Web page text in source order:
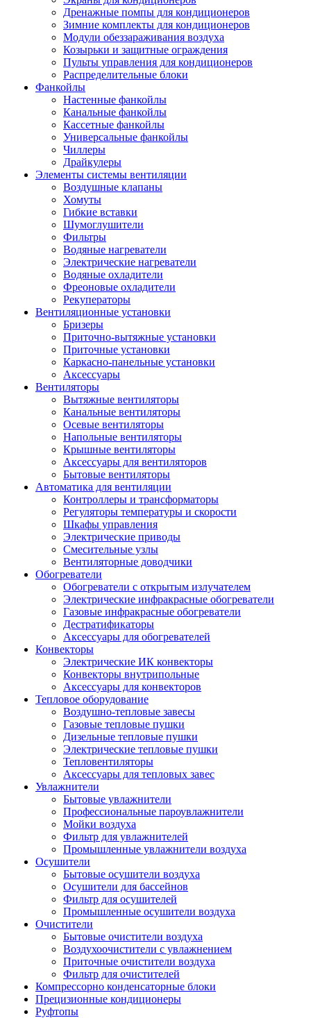
Дренажные помпы для кондиционеров
Зимние комплекты для кондиционеров
Модули обеззараживания воздуха
Козырьки и защитные ограждения
Пульты управления для кондиционеров
Распределительные блоки
Фанкойлы
Настенные фанкойлы
Канальные фанкойлы
Кассетные фанкойлы
Универсальные фанкойлы
Чиллеры
Драйкулеры
Элементы системы вентиляции
Воздушные клапаны
Хомуты
Гибкие вставки
Шумоглушители
Фильтры
Водяные нагреватели
Электрические нагреватели
Водяные охладители
Фреоновые охладители
Рекуператоры
Вентиляционные установки
Бризеры
Приточно-вытяжные установки
Приточные установки
Каркасно-панельные установки
Аксессуары
Вентиляторы
Вытяжные вентиляторы
Канальные вентиляторы
Осевые вентиляторы
Напольные вентиляторы
Крышные вентиляторы
Аксессуары для вентиляторов
Бытовые вентиляторы
Автоматика для вентиляции
Контроллеры и трансформаторы
Регуляторы температуры и скорости
Шкафы управления
Электрические приводы
Смесительные узлы
Вентиляторные доводчики
Обогреватели
Обогреватели с открытым излучателем
Электрические инфракрасные обогреватели
Газовые инфракрасные обогреватели
Дестратификаторы
Аксессуары для обогревателей
Конвекторы
Электрические ИК конвекторы
Конвекторы внутрипольные
Аксессуары для конвекторов
Тепловое оборудование
Воздушно-тепловые завесы
Газовые тепловые пушки
Дизельные тепловые пушки
Электрические тепловые пушки
Тепловентиляторы
Аксессуары для тепловых завес
Увлажнители
Бытовые увлажнители
Профессиональные пароувлажнители
Мойки воздуха
Фильтр для увлажнителей
Промышленные увлажнители воздуха
Осушители
Бытовые осушители воздуха
Осушители для бассейнов
Фильтр для осушителей
Промышленные осушители воздуха
Очистители
Бытовые очистители воздуха
Воздухоочистители с увлажнением
Приточные очистители воздуха
Фильтр для очистителей
Компрессорно конденсаторные блоки
Прецизионные кондиционеры
Руфтопы